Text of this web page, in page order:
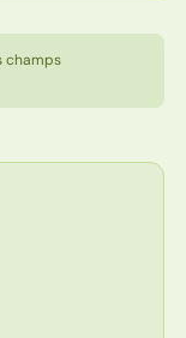
champs